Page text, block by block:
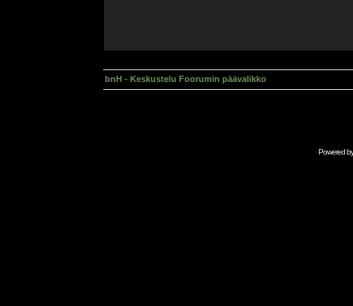
bnH - Keskustelu Foorumin päävalikko
Powered